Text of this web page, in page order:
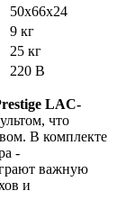
50x66x24
9 кг
25 кг
220 В
LAC-
что
В комплекте
-
важную
и